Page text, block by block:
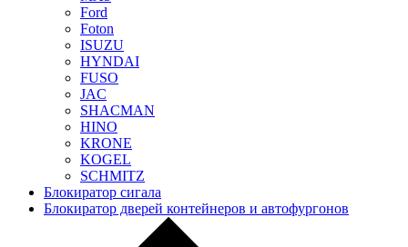
Ford
Foton
ISUZU
HYNDAI
FUSO
JAC
SHACMAN
HINO
KRONE
KOGEL
SCHMITZ
Блокиратор сигала
Блокиратор дверей контейнеров и автофургонов